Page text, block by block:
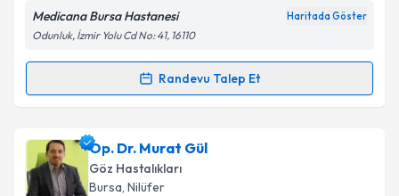
Kişisel verilerimin işlenmesine ilişkin
Aydınlatma
Metni'ni okudum ve kişisel verilerimin belirtilen
kapsamda işlenmesini kabul ediyorum.
Medicana Bursa Hastanesi Haritada Göster
Odunluk, İzmir Yolu Cd No: 41, 16110
Randevu Talep Et
Randevu Takvimi Talebi
Op. Dr. Vedat Orukiçin randevu takvimi talebi
oluşturun. Size bu uzmandan randevu almanız için bir
takvim hazırlandığında e-posta ile bilgilendireceğiz.
Op. Dr. Murat Gül
Göz Hastalıkları
Bursa, Nilüfer